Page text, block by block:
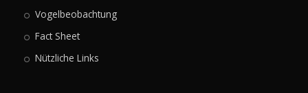
Vogelbeobachtung
Fact Sheet
Nützliche Links